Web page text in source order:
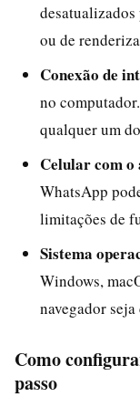
desatualizados
ou de
Conexão de
no
qualquer um
Celular com o
WhatsApp
limitações de
Sistema
Windows,
navegador
Como
passo